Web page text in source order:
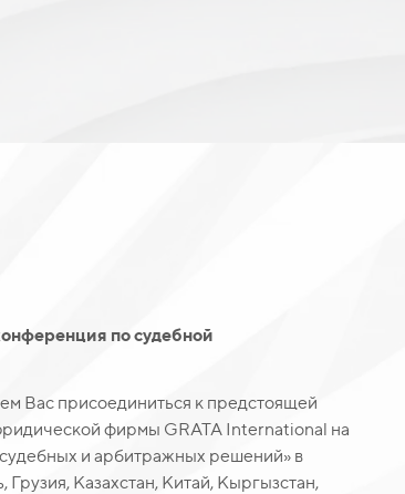
по судебной
Вас присоединиться к предстоящей
фирмы GRATA International на
и арбитражных решений» в
Казахстан, Китай, Кыргызстан,